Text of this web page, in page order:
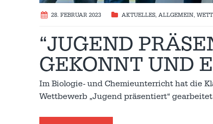
28. FEBRUAR 2023 AKTUELLES, ALLGEMEIN,
“JUGEND
GEKONNT UND
Im Biologie- und Chemieunterricht hat die
Wettbewerb „Jugend präsentiert“